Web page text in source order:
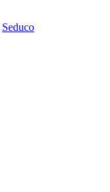
Seduco